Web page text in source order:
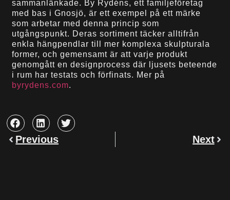
sammanlänkade. By Rydéns, ett familjeföretag
med bas i Gnosjö, är ett exempel på ett märke
som arbetar med denna princip som
utgångspunkt. Deras sortiment täcker alltifrån
enkla hängpendlar till mer komplexa skulpturala
former, och gemensamt är att varje produkt
genomgått en designprocess där ljusets beteende
i rum har testats och förfinats. Mer på
byrydens.com.
Previous Next